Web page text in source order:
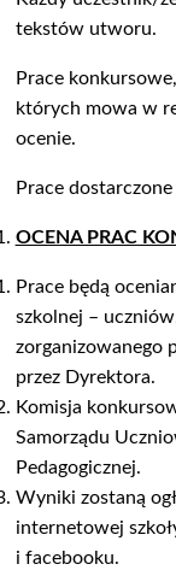
tekstów utworu.
Prace
których mowa w
ocenie.
Prace
OCENA PRAC
Prace będą
szkolnej –
zorganizowanego
przez Dyrektora.
Komisja
Samorządu
Pedagogicznej.
Wyniki zostaną
internetowej
i facebooku.